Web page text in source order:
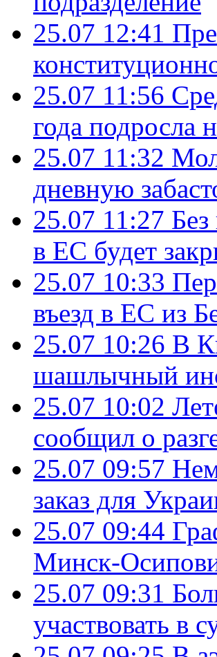
25.07 12:41
25.07 11:56
года подросла
25.07 11:32
дневную
25.07 11:27
в ЕС будет
25.07 10:33
въезд в ЕС из
25.07 10:26 В
шашлычный
25.07 10:02
сообщил о
25.07 09:57
заказ для
25.07 09:44
Минск-
25.07 09:31
участвовать в